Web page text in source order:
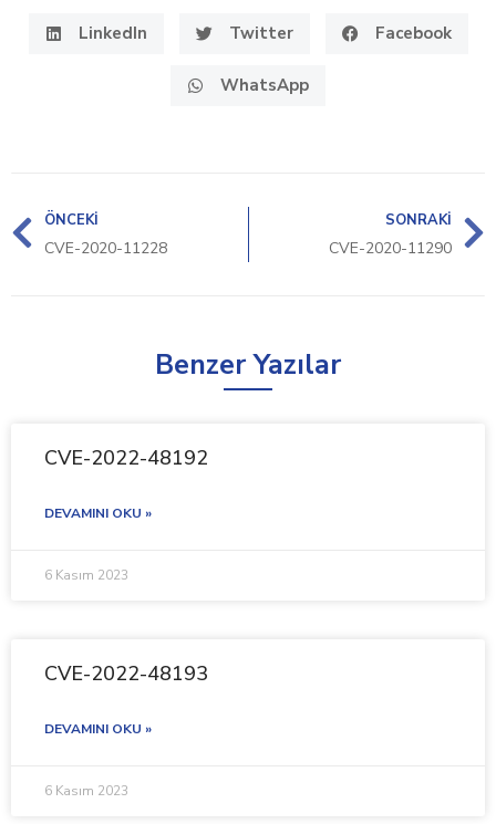
LinkedIn Twitter Facebook
WhatsApp
ÖNCEKI
CVE-2020-11228
SONRAKI
CVE-2020-11290
Benzer Yazılar
CVE-2022-48192
DEVAMINI OKU »
6 Kasım 2023
CVE-2022-48193
DEVAMINI OKU »
6 Kasım 2023